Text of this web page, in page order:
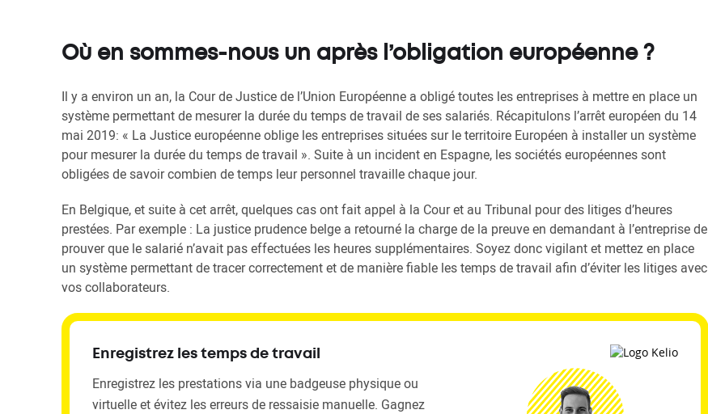
Où en sommes-nous un après l’obligation européenne ?
Il y a environ un an, la Cour de Justice de l’Union Européenne a obligé toutes les entreprises à mettre en place un
système permettant de mesurer la durée du temps de travail de ses salariés. Récapitulons l’arrêt européen du 14
mai 2019: « La Justice européenne oblige les entreprises situées sur le territoire Européen à installer un système
pour mesurer la durée du temps de travail ». Suite à un incident en Espagne, les sociétés européennes sont
obligées de savoir combien de temps leur personnel travaille chaque jour.
En Belgique, et suite à cet arrêt, quelques cas ont fait appel à la Cour et au Tribunal pour des litiges d’heures
prestées. Par exemple : La justice prudence belge a retourné la charge de la preuve en demandant à l’entreprise de
prouver que le salarié n’avait pas effectuées les heures supplémentaires. Soyez donc vigilant et mettez en place
un système permettant de tracer correctement et de manière fiable les temps de travail afin d’éviter les litiges avec
vos collaborateurs.
Enregistrez les temps de travail
Enregistrez les prestations via une badgeuse physique ou
virtuelle et évitez les erreurs de ressaisie manuelle. Gagnez